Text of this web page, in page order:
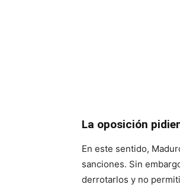
La oposición
En este sentido,
sanciones. Sin
derrotarlos y no